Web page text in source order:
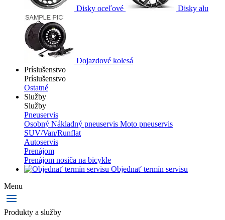
Disky oceľové Disky alu
Dojazdové kolesá
Príslušenstvo
Príslušenstvo
Ostatné
Služby
Služby
Pneuservis
Osobný Nákladný pneuservis Moto pneuservis
SUV/Van/Runflat
Autoservis
Prenájom
Prenájom nosiča na bicykle
Objednať termín servisu
Menu
Produkty a služby